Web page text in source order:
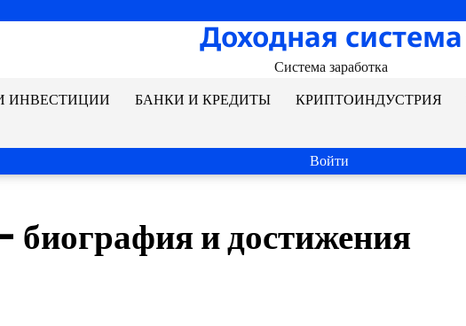
Доходная система
Система заработка
ИНВЕСТИЦИИ БАНКИ И КРЕДИТЫ КРИПТОИНДУСТРИЯ
Войти
и достижения